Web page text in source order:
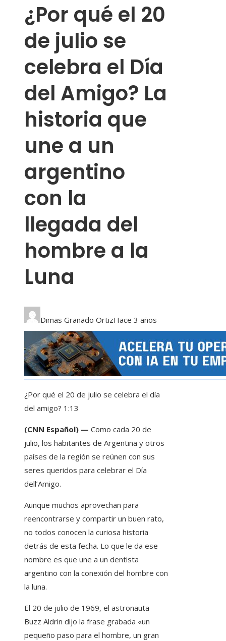
¿Por qué el 20
de julio se
celebra el Día
del Amigo? La
historia que
une a un
argentino
con la
llegada del
hombre a la
Luna
Dimas Granado OrtizHace 3 años
¿Por qué el 20 de julio se celebra el día
del amigo? 1:13
(CNN Español) — Como cada 20 de
julio, los habitantes de Argentina y otros
países de la región se reúnen con sus
seres queridos para celebrar el Día
dell’Amigo.
Aunque muchos aprovechan para
reencontrarse y compartir un buen rato,
no todos conocen la curiosa historia
detrás de esta fecha. Lo que le da ese
nombre es que une a un dentista
argentino con la conexión del hombre con
la luna.
El 20 de julio de 1969, el astronauta
Buzz Aldrin dijo la frase grabada «un
pequeño paso para el hombre, un gran